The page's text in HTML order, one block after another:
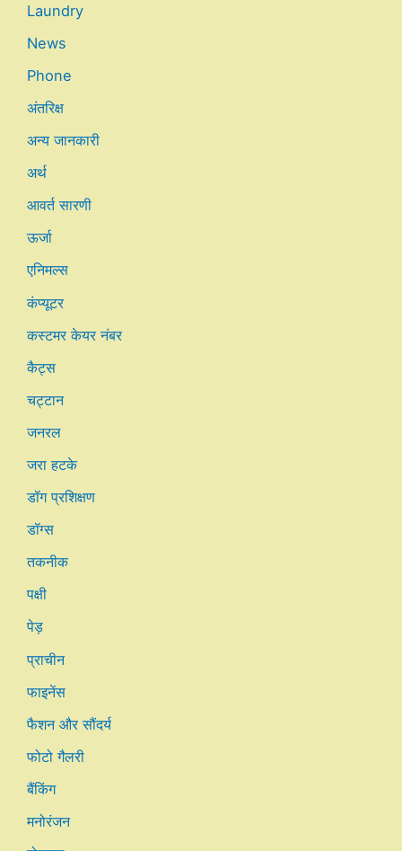
Laundry
News
Phone
अंतरिक्ष
अन्य जानकारी
अर्थ
आवर्त सारणी
ऊर्जा
एनिमल्स
कंप्यूटर
कस्टमर केयर नंबर
कैट्स
चट्टान
जनरल
जरा हटके
डॉग प्रशिक्षण
डॉग्स
तकनीक
पक्षी
पेड़
प्राचीन
फाइनेंस
फैशन और सौंदर्य
फोटो गैलरी
बैंकिंग
मनोरंजन